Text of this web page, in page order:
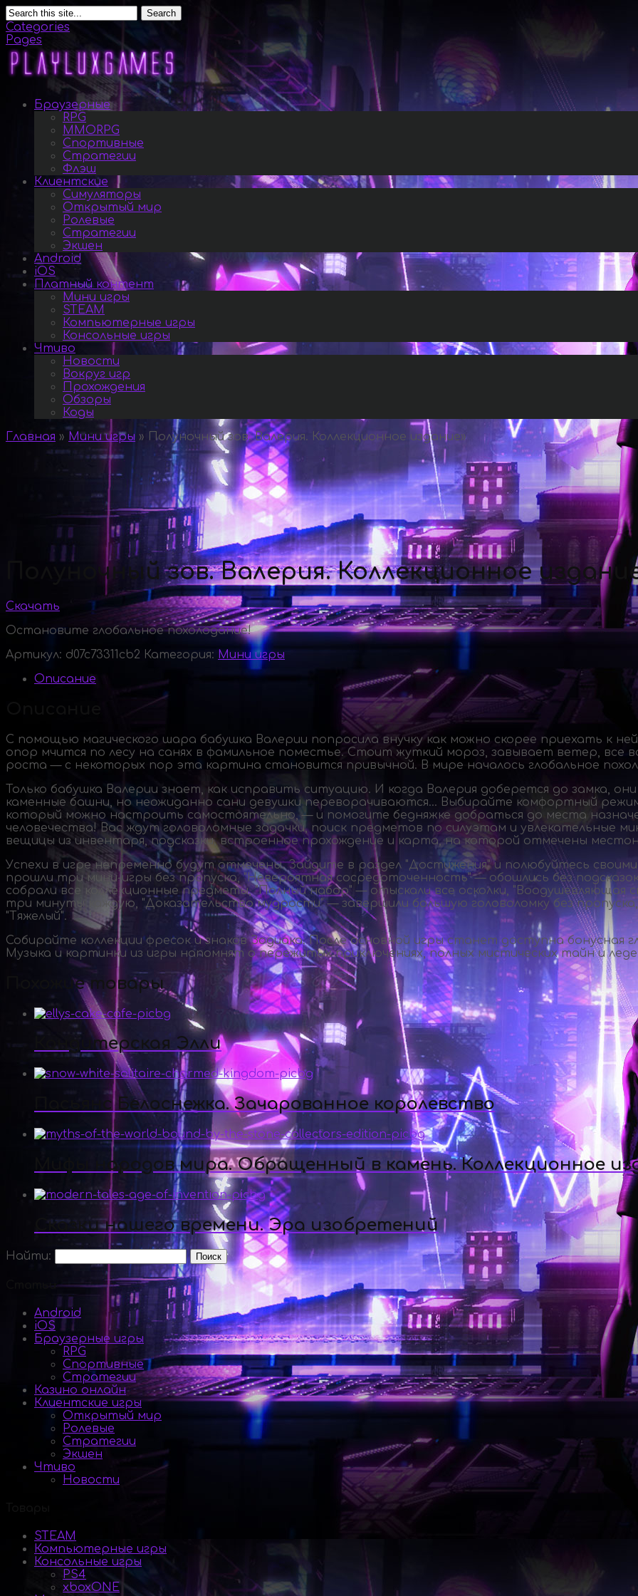
Search
Categories
Pages
Браузерные
RPG
MMORPG
Спортивные
Стратегии
Флэш
Клиентские
Симуляторы
Открытый мир
Ролевые
Стратегии
Экшен
Android
iOS
Платный контент
Мини игры
STEAM
Компьютерные игры
Консольные игры
Чтиво
Новости
Вокруг игр
Прохождения
Обзоры
Коды
Главная » Мини игры » Полуночный зов. Валерия. Коллекционное издание»
Полуночный зов. Валерия. Коллекционное
Скачать
Остановите глобальное похолодание!
Артикул: d07c73311cb2 Категория: Мини игры
Описание
С помощью магического шара бабушка Валерии попросила внучку как можно скорее приехать к
опор мчится по лесу на санях в фамильное поместье. Стоит жуткий мороз, завывает ветер, все
роста — с некоторых пор эта картина становится привычной. В мире началось глобальное
Только бабушка Валерии знает, как исправить ситуацию. И когда Валерия доберется до замка,
каменные башни, но неожиданно сани девушки переворачиваются… Выбирайте комфортный
который можно настроить самостоятельно, — и помогите бедняжке добраться до места
человечества! Вас ждут головоломные задачки, поиск предметов по силуэтам и увлекательные
вещицы из инвентаря, подсказки, встроенное прохождение и карта, на которой отмечены
Успехи в игре непременно будут отмечены. Зайдите в раздел "Достижения" и полюбуйтесь
прошли три мини-игры без пропуска, "Невероятная сосредоточенность" — обошлись без
собрали все коллекционные предметы, "Полный набор" — отыскали все осколки,
три минуты каждую, "Доказательство мудрости" — завершили большую головоломку без
"Тяжелый".
Собирайте коллекции фресок и знаков Зодиака. После основной игры станет доступна бонусная
Музыка и картинки из игры напомнят о пережитых приключениях, полных мистических тайн и
Похожие товары
Кондитерская Элли
Пасьянс Белоснежка. Зачарованное королевство
Мифы народов мира. Обращенный в камень. Коллекционное
Сказки нашего времени. Эра изобретений
Найти:
Статьи
Android
iOS
Браузерные игры
RPG
Спортивные
Стратегии
Казино онлайн
Клиентские игры
Открытый мир
Ролевые
Стратегии
Экшен
Чтиво
Новости
STEAM
Компьютерные игры
Консольные игры
PS4
xboxONE